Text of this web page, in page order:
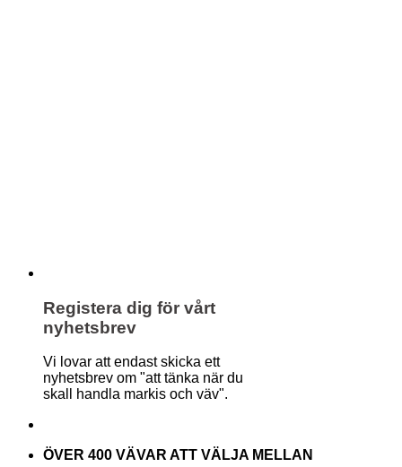
Registera dig för vårt
nyhetsbrev
Vi lovar att endast skicka ett
nyhetsbrev om "att tänka när du
skall handla markis och väv".
ÖVER 400 VÄVAR ATT VÄLJA MELLAN